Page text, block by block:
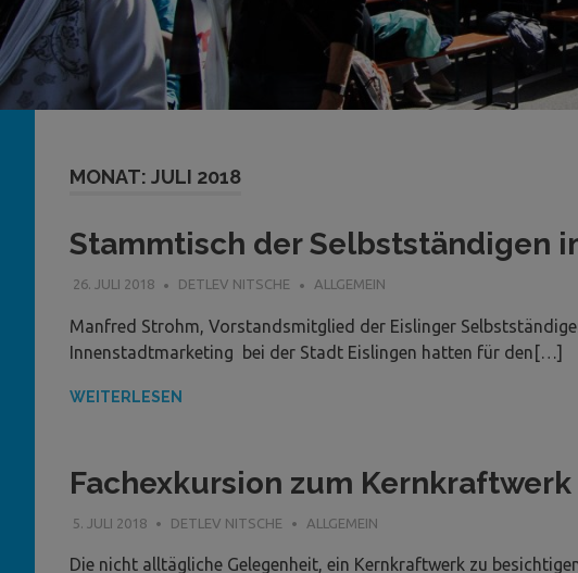
MONAT: JULI 2018
Stammtisch der Selbstständigen
26. JULI 2018 DETLEV NITSCHE ALLGEMEIN
Manfred Strohm, Vorstandsmitglied der Eislinger
Innenstadtmarketing bei der Stadt Eislingen hatten für den[…]
WEITERLESEN
Fachexkursion zum
5. JULI 2018 DETLEV NITSCHE ALLGEMEIN
Die nicht alltägliche Gelegenheit, ein Kernkraftwerk zu